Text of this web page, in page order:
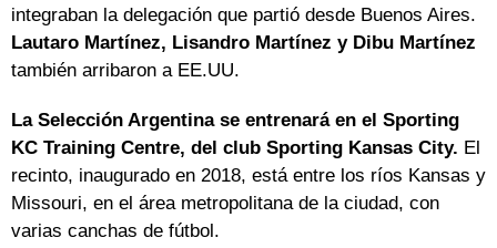
integraban la delegación que partió desde Buenos Aires.
Lautaro Martínez, Lisandro Martínez y Dibu Martínez
también arribaron a EE.UU.
La Selección Argentina se entrenará en el Sporting
KC Training Centre, del club Sporting Kansas City. El
recinto, inaugurado en 2018, está entre los ríos Kansas y
Missouri, en el área metropolitana de la ciudad, con
varias canchas de fútbol.